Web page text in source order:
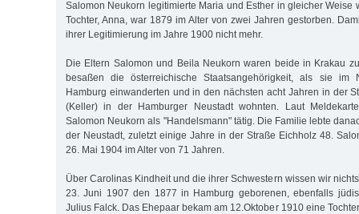
Salomon Neukorn legitimierte Maria und Esther in gleicher Weise
Tochter, Anna, war 1879 im Alter von zwei Jahren gestorben.
ihrer Legitimierung im Jahre 1900 nicht mehr.
Die Eltern Salomon und Beila Neukorn waren beide in Krakau
besaßen die österreichische Staatsangehörigkeit, als sie im
Hamburg einwanderten und in den nächsten acht Jahren in der
(Keller) in der Hamburger Neustadt wohnten. Laut
Salomon Neukorn als "Handelsmann" tätig. Die Familie lebte
der Neustadt, zuletzt einige Jahre in der Straße Eichholz 48.
26. Mai 1904 im Alter von 71 Jahren.
Über Carolinas Kindheit und die ihrer Schwestern wissen wir
23. Juni 1907 den 1877 in Hamburg geborenen, ebenfalls
Julius Falck. Das Ehepaar bekam am 12.Oktober 1910 eine